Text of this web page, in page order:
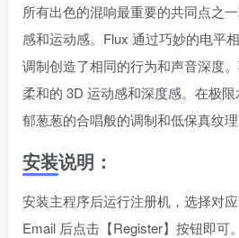
所有出色的混响最重要的共同点之
感和运动感。Flux 通过巧妙的电平
调制创造了相同的行为和声音深度
柔和的 3D 运动感和深度感。在极
郁葱葱的合唱般的调制和低保真纹理
安装说明：
安装主程序后运行注册机，选择对
Email 后点击【Register】按钮即可。